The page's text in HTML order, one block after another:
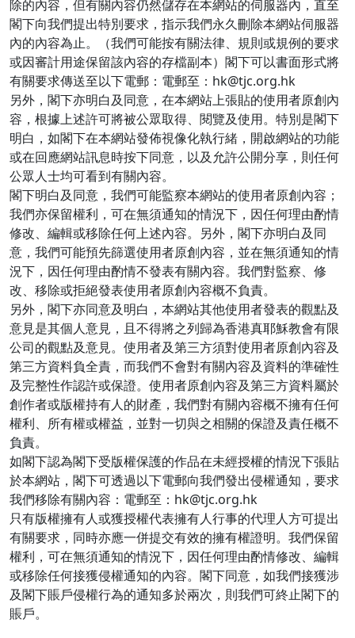
除的內容，但有關內容仍然儲存在本網站的伺服器內，直至
閣下向我們提出特別要求，指示我們永久刪除本網站伺服器
內的內容為止。（我們可能按有關法律、規則或規例的要求
或因審計用途保留該內容的存檔副本）閣下可以書面形式將
有關要求傳送至以下電郵：電郵至：hk@tjc.org.hk
另外，閣下亦明白及同意，在本網站上張貼的使用者原創內
容，根據上述許可將被公眾取得、閱覽及使用。特別是閣下
明白，如閣下在本網站發佈視像化執行緒，開啟網站的功能
或在回應網站訊息時按下同意，以及允許公開分享，則任何
公眾人士均可看到有關內容。
閣下明白及同意，我們可能監察本網站的使用者原創內容；
我們亦保留權利，可在無須通知的情況下，因任何理由酌情
修改、編輯或移除任何上述內容。另外，閣下亦明白及同
意，我們可能預先篩選使用者原創內容，並在無須通知的情
況下，因任何理由酌情不發表有關內容。我們對監察、修
改、移除或拒絕發表使用者原創內容概不負責。
另外，閣下亦同意及明白，本網站其他使用者發表的觀點及
意見是其個人意見，且不得將之列歸為香港真耶穌教會有限
公司的觀點及意見。使用者及第三方須對使用者原創內容及
第三方資料負全責，而我們不會對有關內容及資料的準確性
及完整性作認許或保證。使用者原創內容及第三方資料屬於
創作者或版權持有人的財產，我們對有關內容概不擁有任何
權利、所有權或權益，並對一切與之相關的保證及責任概不
負責。
如閣下認為閣下受版權保護的作品在未經授權的情況下張貼
於本網站，閣下可透過以下電郵向我們發出侵權通知，要求
我們移除有關內容：電郵至：hk@tjc.org.hk
只有版權擁有人或獲授權代表擁有人行事的代理人方可提出
有關要求，同時亦應一併提交有效的擁有權證明。我們保留
權利，可在無須通知的情況下，因任何理由酌情修改、編輯
或移除任何接獲侵權通知的內容。閣下同意，如我們接獲涉
及閣下賬戶侵權行為的通知多於兩次，則我們可終止閣下的
賬戶。